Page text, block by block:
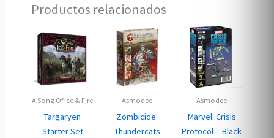
Productos relacionados
A Song Of Ice & Fire
Targaryen
Starter Set
Asmodee
Zombicide:
Thundercats
Asmodee
Marvel: Crisis
Protocol – Black